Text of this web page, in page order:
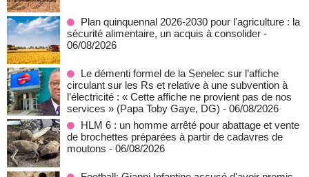
Plan quinquennal 2026-2030 pour l'agriculture : la
sécurité alimentaire, un acquis à consolider -
06/08/2026
Le démenti formel de la Senelec sur l’affiche
circulant sur les Rs et relative à une subvention à
l’électricité : « Cette affiche ne provient pas de nos
services » (Papa Toby Gaye, DG) - 06/08/2026
HLM 6 : un homme arrêté pour abattage et vente
de brochettes préparées à partir de cadavres de
moutons - 06/08/2026